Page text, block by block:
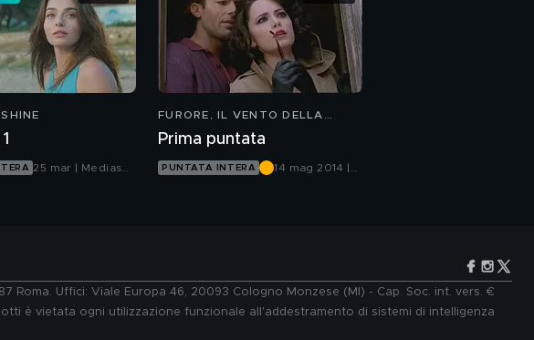
25 mar | Mediaset
FURORE, IL VENTO DELLA
Prima puntata
PUNTATA INTERA
14 mag 2014 |
Roma. Uffici: Viale Europa 46, 20093 Cologno Monzese (MI) - Cap. Soc. int. vers. €
è vietata ogni utilizzazione funzionale all'addestramento di sistemi di intelligenza